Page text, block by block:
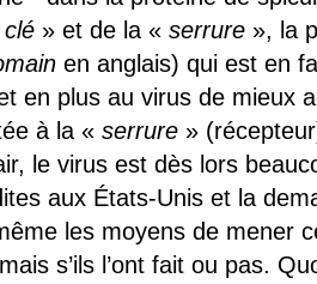
clé » et de la « serrure », la
en anglais) qui est en
en plus au virus de mieux
à la « serrure »
le virus est dès lors
aux États-Unis et la
les moyens de mener
s’ils l’ont fait ou pas.